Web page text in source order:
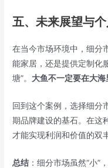
五、未来展望与
在当今市场环境中，细分
能家居，还是提供定制化
塘”。 大鱼不一定要在大海
回到这个案例，选择细分
期品牌建设的基石。在这
才能实现利润和价值的双
总结 ：细分市场虽然“小”